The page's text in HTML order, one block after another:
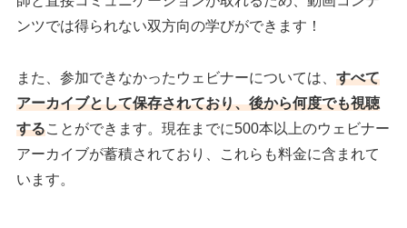
ンツでは得られない双方向の学びができます！
また、参加できなかったウェビナーについては、すべて
アーカイブとして保存されており、後から何度でも視聴
することができます。現在までに500本以上のウェビナー
アーカイブが蓄積されており、これらも料金に含まれて
います。